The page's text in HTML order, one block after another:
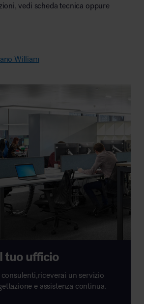
vedi scheda tecnica oppure
William
tuo ufficio
un servizio
e assistenza continua.